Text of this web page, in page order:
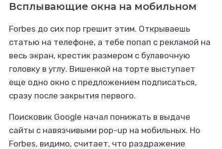
Всплывающие окна на мобильном
Forbes до сих пор грешит этим. Открываешь
статью на телефоне, а тебе попап с рекламой на
весь экран, крестик размером с булавочную
головку в углу. Вишенкой на торте выступает
еще одно окно с предложением подписаться,
сразу после закрытия первого.
Поисковик Google начал понижать в выдаче
сайты с навязчивыми pop-up на мобильных. Но
Forbes, видимо, считает, что раздражение